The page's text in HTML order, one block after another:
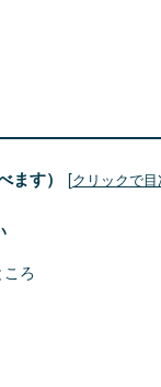
す） [クリックで
ろ